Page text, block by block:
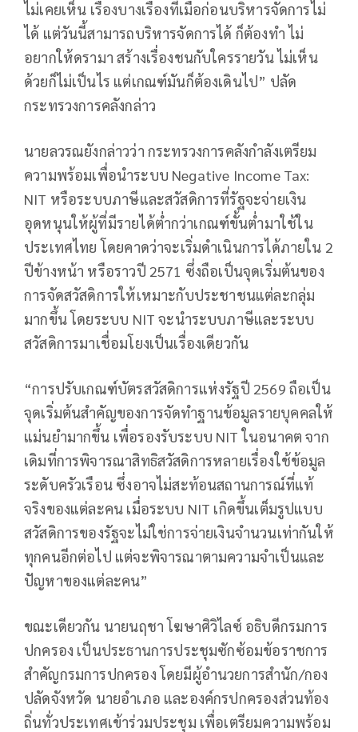
ไม่เคยเห็น เรื่องบางเรื่องที่เมื่อก่อนบริหารจัดการไม่
ได้ แต่วันนี้สามารถบริหารจัดการได้ ก็ต้องทำ ไม่
อยากให้ดรามา สร้างเรื่องชนกับใครรายวัน ไม่เห็น
ด้วยก็ไม่เป็นไร แต่เกณฑ์มันก็ต้องเดินไป” ปลัด
กระทรวงการคลังกล่าว
นายลวรณยังกล่าวว่า กระทรวงการคลังกำลังเตรียม
ความพร้อมเพื่อนำระบบ Negative Income Tax:
NIT หรือระบบภาษีและสวัสดิการที่รัฐจะจ่ายเงิน
อุดหนุนให้ผู้ที่มีรายได้ต่ำกว่าเกณฑ์ขั้นต่ำมาใช้ใน
ประเทศไทย โดยคาดว่าจะเริ่มดำเนินการได้ภายใน 2
ปีข้างหน้า หรือราวปี 2571 ซึ่งถือเป็นจุดเริ่มต้นของ
การจัดสวัสดิการให้เหมาะกับประชาชนแต่ละกลุ่ม
มากขึ้น โดยระบบ NIT จะนำระบบภาษีและระบบ
สวัสดิการมาเชื่อมโยงเป็นเรื่องเดียวกัน
“การปรับเกณฑ์บัตรสวัสดิการแห่งรัฐปี 2569 ถือเป็น
จุดเริ่มต้นสำคัญของการจัดทำฐานข้อมูลรายบุคคลให้
แม่นยำมากขึ้น เพื่อรองรับระบบ NIT ในอนาคต จาก
เดิมที่การพิจารณาสิทธิสวัสดิการหลายเรื่องใช้ข้อมูล
ระดับครัวเรือน ซึ่งอาจไม่สะท้อนสถานการณ์ที่แท้
จริงของแต่ละคน เมื่อระบบ NIT เกิดขึ้นเต็มรูปแบบ
สวัสดิการของรัฐจะไม่ใช่การจ่ายเงินจำนวนเท่ากันให้
ทุกคนอีกต่อไป แต่จะพิจารณาตามความจำเป็นและ
ปัญหาของแต่ละคน”
ขณะเดียวกัน นายนฤชา โฆษาศิวิไลซ์ อธิบดีกรมการ
ปกครอง เป็นประธานการประชุมซักซ้อมข้อราชการ
สำคัญกรมการปกครอง โดยมีผู้อำนวยการสำนัก/กอง
ปลัดจังหวัด นายอำเภอ และองค์กรปกครองส่วนท้อง
ถิ่นทั่วประเทศเข้าร่วมประชุม เพื่อเตรียมความพร้อม